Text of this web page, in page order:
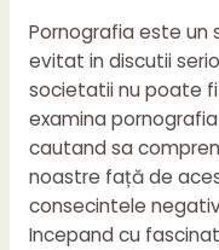
Pornografia este
evitat in discutii
societatii nu poate
examina
cautand sa
noastre față de
consecintele
Incepand cu